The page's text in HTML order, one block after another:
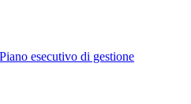
esecutivo di gestione